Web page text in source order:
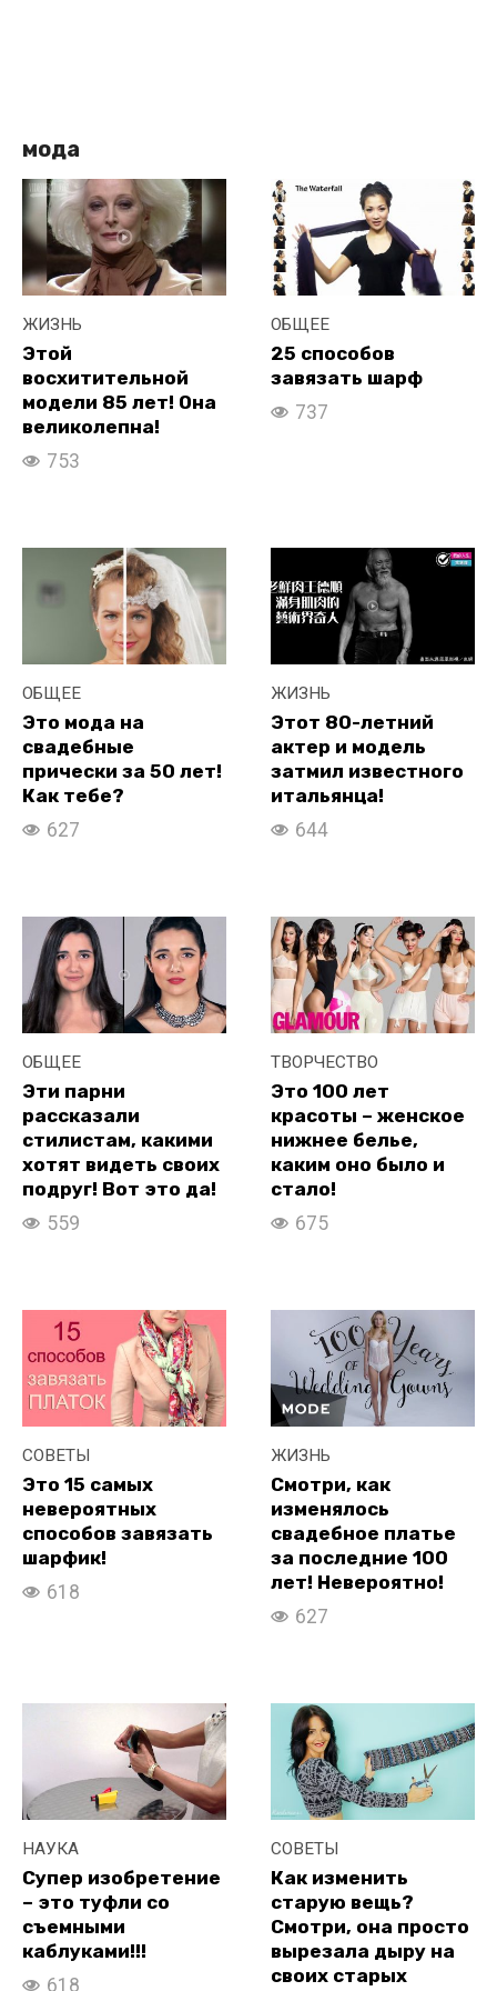
мода
ЖИЗНЬ
Этой
восхитительной
модели 85 лет! Она
великолепна!
753
ОБЩЕЕ
25 способов
завязать шарф
737
ОБЩЕЕ
Это мода на
свадебные
прически за 50 лет!
Как тебе?
627
ЖИЗНЬ
Этот 80-летний
актер и модель
затмил известного
итальянца!
644
ОБЩЕЕ
Эти парни
рассказали
стилистам, какими
хотят видеть своих
подруг! Вот это да!
559
ТВОРЧЕСТВО
Это 100 лет
красоты – женское
нижнее белье,
каким оно было и
стало!
675
СОВЕТЫ
Это 15 самых
невероятных
способов завязать
шарфик!
618
ЖИЗНЬ
Смотри, как
изменялось
свадебное платье
за последние 100
лет! Невероятно!
627
НАУКА
Супер изобретение
– это туфли со
съемными
каблуками!!!
618
СОВЕТЫ
Как изменить
старую вещь?
Смотри, она просто
вырезала дыру на
своих старых